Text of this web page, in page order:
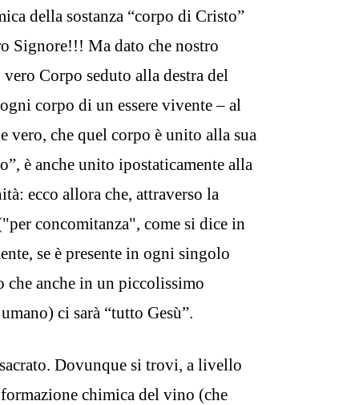
della sostanza “corpo di Cristo”
Signore!!! Ma dato che nostro
Corpo seduto alla destra del
corpo di un essere vivente – al
vero, che quel corpo è unito alla sua
è anche unito ipostaticamente alla
ecco allora che, attraverso la
concomitanza", come si dice in
se è presente in ogni singolo
che anche in un piccolissimo
ci sarà “tutto Gesù”.
Dovunque si trovi, a livello
chimica del vino (che